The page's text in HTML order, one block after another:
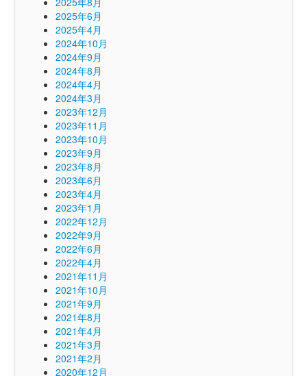
2025年6月
2025年4月
2024年10月
2024年9月
2024年8月
2024年4月
2024年3月
2023年12月
2023年11月
2023年10月
2023年9月
2023年8月
2023年6月
2023年4月
2023年1月
2022年12月
2022年9月
2022年6月
2022年4月
2021年11月
2021年10月
2021年9月
2021年8月
2021年4月
2021年3月
2021年2月
2020年12月